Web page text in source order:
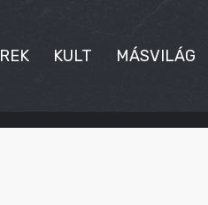
KULT MÁSVILÁG